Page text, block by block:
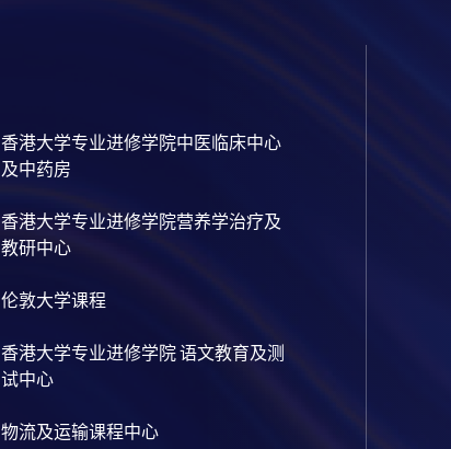
香港大学专业进修学院中医临床中心
及中药房
香港大学专业进修学院营养学治疗及
教研中心
伦敦大学课程
香港大学专业进修学院 语文教育及测
试中心
物流及运输课程中心